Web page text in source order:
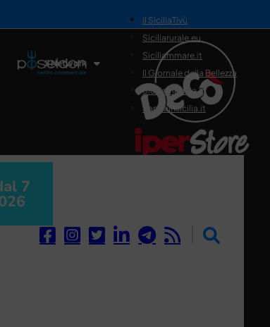
Il Network
il SiciliaTivù
Siciliarurale.eu
Siciliammare.it
Il Giornale della Bellezza
Siciliamedica.it
Sanitainsicilia.it